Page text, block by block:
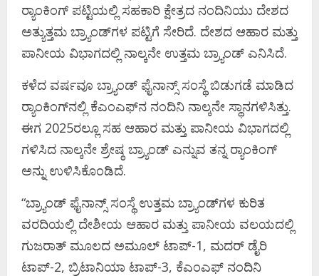
ರ‍್ಯಾಂಕಿಂಗ್​ ಪಟ್ಟಿಯಲ್ಲಿ ಸಹಕಾರಿ ಕ್ಷೇತ್ರದ ನಂದಿನಿಯು ದೇಶದ
ಅತ್ಯುತ್ತಮ ಬ್ರ್ಯಾಂಡ್​ಗಳ ಪಟ್ಟಿಗೆ ಸೇರಿದೆ. ದೇಶದ ಆಹಾರ ಮತ್ತು
ಪಾನೀಯ ವಿಭಾಗದಲ್ಲಿ ನಾಲ್ಕನೇ ಉತ್ತಮ ಬ್ರ್ಯಾಂಡ್​ ಎನಿಸಿದೆ.
ಕಳೆದ ವರ್ಷವೂ ಬ್ರ್ಯಾಂಡ್​​ ಫೈನಾನ್ಸ್​​ ಸಂಸ್ಥೆ ಬಿಡುಗಡೆ ಮಾಡಿದ
ರ‍್ಯಾಂಕಿಂಗ್​ನಲ್ಲಿ ಕೆಎಂಎಫ್​ನ ನಂದಿನಿ​​ ನಾಲ್ಕನೇ ಸ್ಥಾನಗಳಿಸಿತ್ತು.
ಈಗ 2025ರಲ್ಲೂ ಸಹ ಆಹಾರ ಮತ್ತು ಪಾನೀಯ ವಿಭಾಗದಲ್ಲಿ
ಗಳಿಸಿದ ನಾಲ್ಕನೇ ಶ್ರೇಷ್ಠ ಬ್ರ್ಯಾಂಡ್​ ಎನ್ನುವ ತನ್ನ ರ‍್ಯಾಂಕಿಂಗ್​
ಅನ್ನು ಉಳಿಸಿಕೊಂಡಿದೆ.
“ಬ್ರ್ಯಾಂಡ್ ಫೈನಾನ್ಸ್ ಸಂಸ್ಥೆ ಉತ್ತಮ ಬ್ರ್ಯಾಂಡ್​ಗಳ ಕುರಿತ
ವರದಿಯಲ್ಲಿ ದೇಶೀಯ ಆಹಾರ ಮತ್ತು ಪಾನೀಯ ವಲಯದಲ್ಲಿ
ಗುಜರಾತ್ ಮೂಲದ ಅಮೂಲ್ ಟಾಪ್​-1, ಮದರ್​ ಡೈರಿ
ಟಾಪ್​-2, ಬ್ರಿಟಾನಿಯಾ ಟಾಪ್​-3, ಕೆಎಂಎಫ್ ನಂದಿನಿ